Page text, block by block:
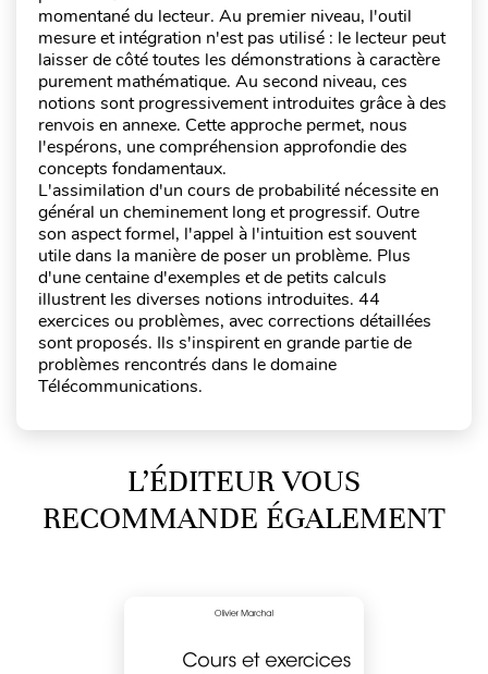
momentané du lecteur. Au premier niveau, l'outil
mesure et intégration n'est pas utilisé : le lecteur peut
laisser de côté toutes les démonstrations à caractère
purement mathématique. Au second niveau, ces
notions sont progressivement introduites grâce à des
renvois en annexe. Cette approche permet, nous
l'espérons, une compréhension approfondie des
concepts fondamentaux.
L'assimilation d'un cours de probabilité nécessite en
général un cheminement long et progressif. Outre
son aspect formel, l'appel à l'intuition est souvent
utile dans la manière de poser un problème. Plus
d'une centaine d'exemples et de petits calculs
illustrent les diverses notions introduites. 44
exercices ou problèmes, avec corrections détaillées
sont proposés. Ils s'inspirent en grande partie de
problèmes rencontrés dans le domaine
Télécommunications.
L’ÉDITEUR VOUS
RECOMMANDE ÉGALEMENT